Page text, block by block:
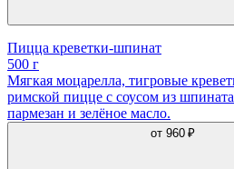
Пицца креветки-шпинат
500 г
Мягкая моцарелла, тигровые
римской пицце с соусом из
пармезан и зелёное масло.
от 960 ₽